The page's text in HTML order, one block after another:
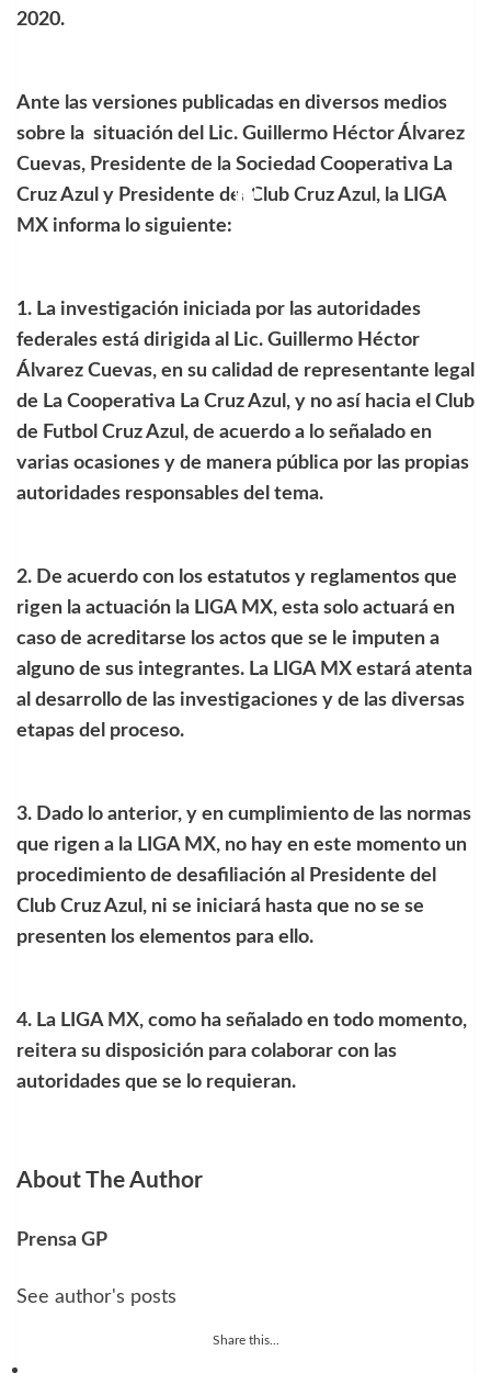
2020.
Ante las versiones publicadas en diversos medios
sobre la situación del Lic. Guillermo Héctor Álvarez
Cuevas, Presidente de la Sociedad Cooperativa La
Cruz Azul y Presidente del Club Cruz Azul, la LIGA
MX informa lo siguiente:
1. La investigación iniciada por las autoridades
federales está dirigida al Lic. Guillermo Héctor
Álvarez Cuevas, en su calidad de representante legal
de La Cooperativa La Cruz Azul, y no así hacia el Club
de Futbol Cruz Azul, de acuerdo a lo señalado en
varias ocasiones y de manera pública por las propias
autoridades responsables del tema.
2. De acuerdo con los estatutos y reglamentos que
rigen la actuación la LIGA MX, esta solo actuará en
caso de acreditarse los actos que se le imputen a
alguno de sus integrantes. La LIGA MX estará atenta
al desarrollo de las investigaciones y de las diversas
etapas del proceso.
3. Dado lo anterior, y en cumplimiento de las normas
que rigen a la LIGA MX, no hay en este momento un
procedimiento de desafiliación al Presidente del
Club Cruz Azul, ni se iniciará hasta que no se se
presenten los elementos para ello.
4. La LIGA MX, como ha señalado en todo momento,
reitera su disposición para colaborar con las
autoridades que se lo requieran.
About The Author
Prensa GP
See author's posts
Share this...